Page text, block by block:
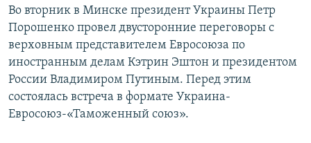
Во вторник в Минске президент Украины Петр
Порошенко провел двусторонние переговоры с
верховным представителем Евросоюза по
иностранным делам Кэтрин Эштон и президентом
России Владимиром Путиным. Перед этим
состоялась встреча в формате Украина-
Евросоюз-«Таможенный союз».